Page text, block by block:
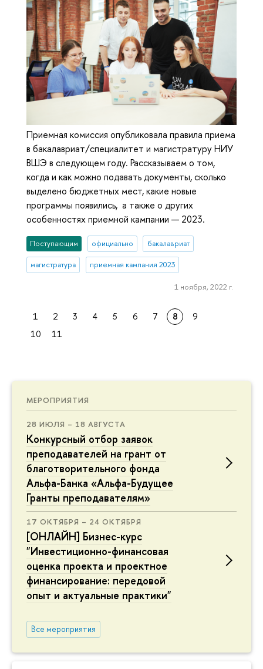
МЕРОПРИЯТИЯ
28 ИЮЛЯ – 18 АВГУСТА
Конкурсный отбор заявок
преподавателей на грант от
благотворительного фонда
Альфа-Банка «Альфа-Будущее
Гранты преподавателям»
17 ОКТЯБРЯ – 24 ОКТЯБРЯ
[ОНЛАЙН] Бизнес-курс
"Инвестиционно-финансовая
оценка проекта и проектное
финансирование: передовой
опыт и актуальные практики"
Все мероприятия
Приемная комиссия опубликовала правила приема
в бакалавриат/специалитет и магистратуру НИУ
ВШЭ в следующем году. Рассказываем о том,
когда и как можно подавать документы, сколько
выделено бюджетных мест, какие новые
программы появились, а также о других
особенностях приемной кампании — 2023.
Поступающим официально бакалавриат
магистратура приемная кампания 2023
1 ноября, 2022 г.
1 2 3 4 5 6 7 8
9
10
11